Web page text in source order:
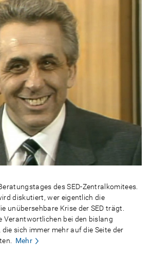
des SED-Zentralkomitees.
diskutiert, wer eigentlich die
unübersehbare Krise der SED trägt.
Verantwortlichen bei den bislang
sich immer mehr auf die Seite der
Mehr